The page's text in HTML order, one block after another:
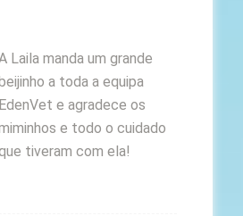
Laila manda um grande
a toda a equipa
EdenVet e agradece os
e todo o cuidado
tiveram com ela!